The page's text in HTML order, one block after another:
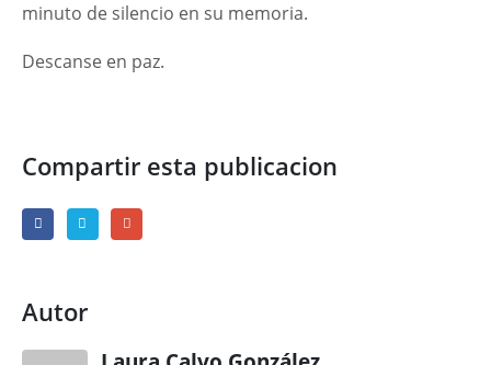
minuto de silencio en su memoria.
Descanse en paz.
Compartir esta publicacion
Autor